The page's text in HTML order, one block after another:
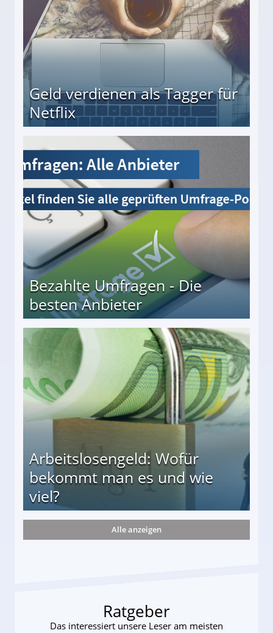
Geld verdienen als Tagger für
Netflix
Bezahlte Umfragen - Die
besten Anbieter
Arbeitslosengeld: Wofür
bekommt man es und wie
viel?
und wie viel?
Alle anzeigen
Ratgeber
Das interessiert unsere Leser am meisten